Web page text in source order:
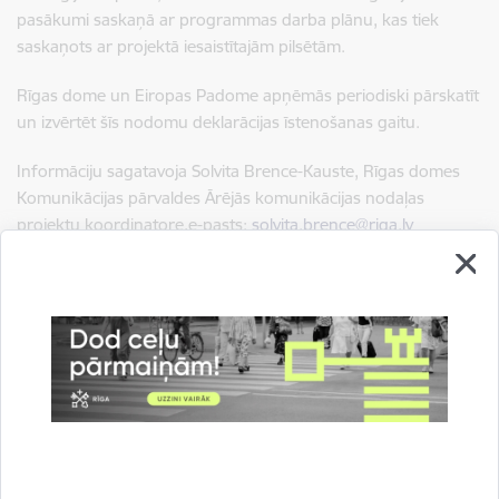
pasākumi saskaņā ar programmas darba plānu, kas tiek
saskaņots ar projektā iesaistītajām pilsētām.
Rīgas dome un Eiropas Padome apņēmās periodiski pārskatīt
un izvērtēt šīs nodomu deklarācijas īstenošanas gaitu.
Informāciju sagatavoja Solvita Brence-Kauste, Rīgas domes
Komunikācijas pārvaldes Ārējās komunikācijas nodaļas
projektu koordinatore,e-pasts: solvita.brence@riga.lv